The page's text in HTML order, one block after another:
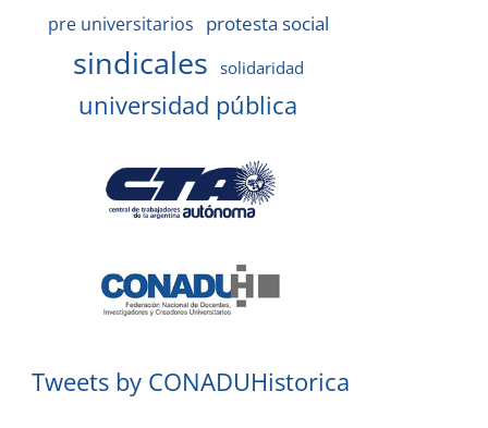
pre universitarios protesta social
sindicales solidaridad
universidad pública
Tweets by CONADUHistorica